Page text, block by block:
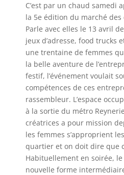
C’est par un chaud samedi
la 5e édition du marché
Parle avec elles le 13 avril
jeux d’adresse, food trucks
une trentaine de femmes
la belle aventure de
festif, l’événement voulait
compétences de ces
rassembleur. L’espace
à la sortie du métro
créatrices a pour mission
les femmes s’approprient
quartier et on doit dire que
Habituellement en soirée,
nouvelle forme